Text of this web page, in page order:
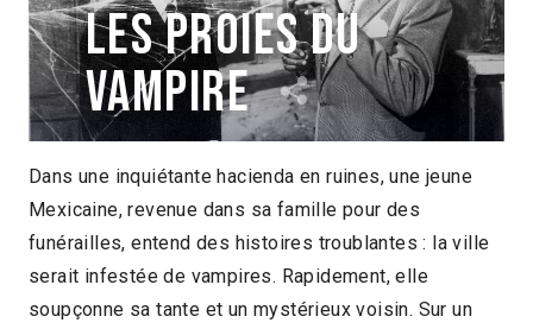
Les proies du
vampire
Fernando Méndez Mexique 1957
1h35
Dans une inquiétante hacienda en ruines, une jeune
Mexicaine, revenue dans sa famille pour des
funérailles, entend des histoires troublantes : la ville
serait infestée de vampires. Rapidement, elle
soupçonne sa tante et un mystérieux voisin. Sur un